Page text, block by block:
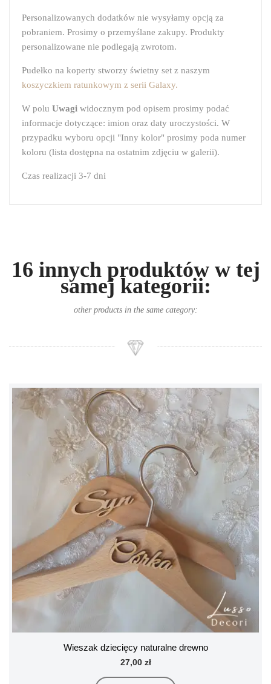
Personalizowanych dodatków nie wysyłamy opcją za
pobraniem. Prosimy o przemyślane zakupy. Produkty
personalizowane nie podlegają zwrotom.
Pudełko na koperty stworzy świetny set z naszym
koszyczkiem ratunkowym z serii Galaxy.
W polu Uwagi widocznym pod opisem prosimy podać
informacje dotyczące: imion oraz daty uroczystości. W
przypadku wyboru opcji "Inny kolor" prosimy poda numer
koloru (lista dostępna na ostatnim zdjęciu w galerii).
Czas realizacji 3-7 dni
16 innych produktów w tej
samej kategorii:
other products in the same category:
Wieszak dziecięcy naturalne drewno
27,00 zł